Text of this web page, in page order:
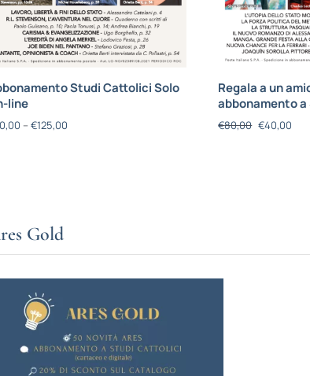
Studi Cattolici Solo
line
– €125,00
Regala a un
abbonamento
€80,00 €40,00
Gold